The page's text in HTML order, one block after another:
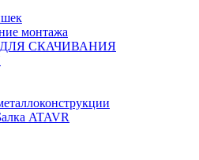
монтажа
СКАЧИВАНИЯ
ATAVR